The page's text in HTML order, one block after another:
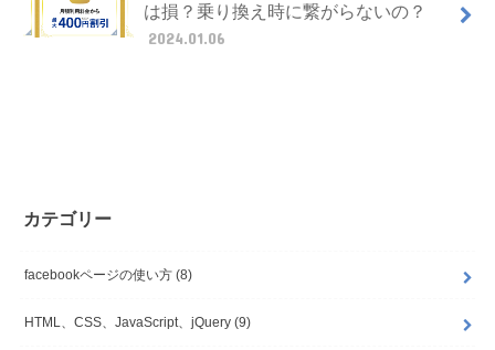
は損？乗り換え時に繋がらないの？
2024.01.06
カテゴリー
facebookページの使い方 (8)
HTML、CSS、JavaScript、jQuery (9)